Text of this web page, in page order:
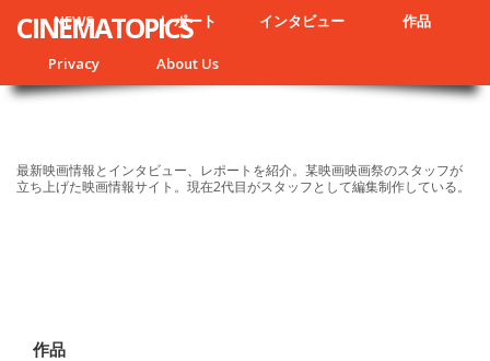
NEWS レポート インタビュー 作品
Privacy About Us
CINEMATOPICS
最新映画情報とインタビュー、レポートを紹介。某映画映画祭のスタッフが
立ち上げた映画情報サイト。現在2代目がスタッフとして編集制作している。
作品